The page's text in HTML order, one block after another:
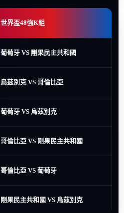
世界盃48強K組
葡萄牙 VS 剛果民主共和國
烏茲別克 VS 哥倫比亞
葡萄牙 VS 烏茲別克
哥倫比亞 VS 剛果民主共和國
哥倫比亞 VS 葡萄牙
剛果民主共和國 VS 烏茲別克